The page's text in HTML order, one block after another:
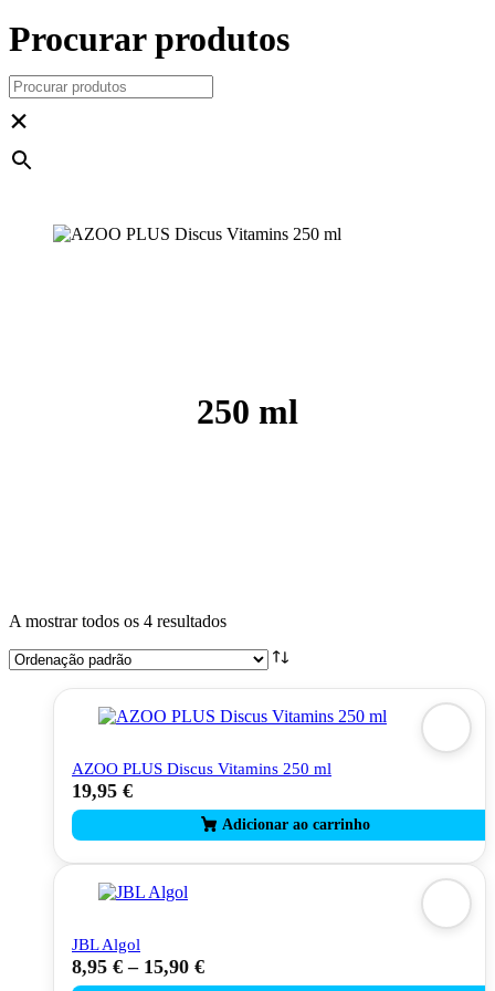
Procurar produtos
×
250 ml
A mostrar todos os 4 resultados
AZOO PLUS Discus Vitamins 250 ml
19,95 €
JBL Algol
8,95 € – 15,90 €
This
product